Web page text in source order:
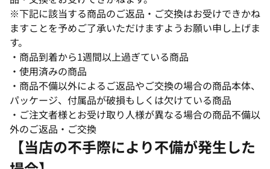
※下記に該当する商品のご返品・ご交換はお受けできかね
ますことを予めご了承いただけますようお願い申し上げま
す。
・商品到着から1週間以上過ぎている商品
・使用済みの商品
・商品不備以外によるご返品やご交換の場合の商品本体、
パッケージ、付属品が破損もしくは欠けている商品
・ご注文者様とお受け取り人様が異なる場合の商品不備以
外のご返品・ご交換
【当店の不手際により不備が発生した